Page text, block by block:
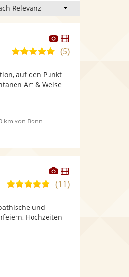
Dieser
Künstler
stellt
bereit.
Dieser
Künstler
5,0
5
Sternen
(5)
auf den Punkt
Art & Weise
km von Bonn
Dieser
Künstler
stellt
Dieser
Künstler
4,9
Sternen
(11)
und
Hochzeiten